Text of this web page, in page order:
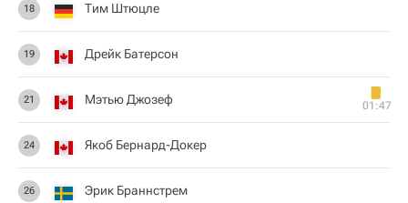
18 Тим Штюцле
19 Дрейк Батерсон
21 Мэтью Джозеф 01:47
24 Якоб Бернард-Докер
26 Эрик Браннстрем